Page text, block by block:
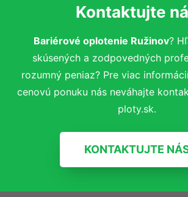
Kontaktujte
Bariérové oplotenie Ružinov?
skúsených a zodpovedných
rozumný peniaz? Pre viac
cenovú ponuku nás neváhajte
ploty.sk.
KONTAKTUJTE